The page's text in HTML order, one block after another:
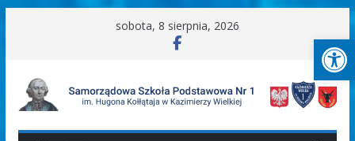
sobota, 8 sierpnia, 2026